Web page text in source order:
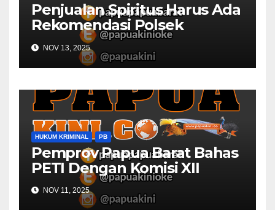
Penjualan Spiritus Harus Ada
Rekomendasi Polsek
Kaimana
NOV 13, 2025
HUKUM KRIMINAL PB
Pemprov Papua Barat Bahas
PETI Dengan Komisi XII
NOV 11, 2025